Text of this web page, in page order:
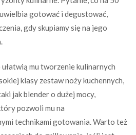
gotować i degustować,
gdy skupiamy się na jego
mu tworzenie kulinarnych
klasy zestaw noży kuchennych,
jak blender o dużej mocy,
pozwoli mu na
technikami gotowania. Warto też